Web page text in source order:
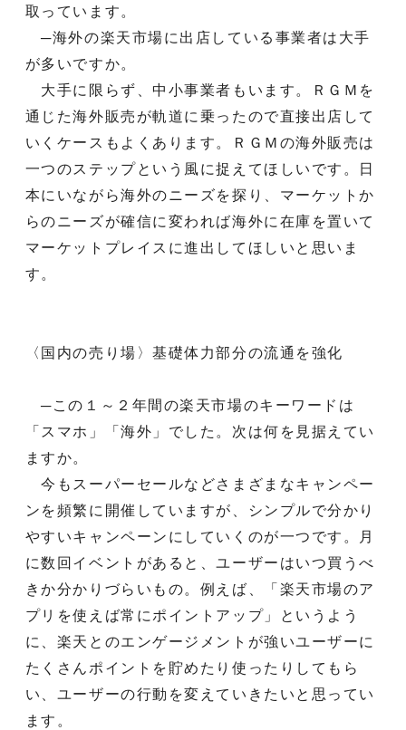
取っています。
─海外の楽天市場に出店している事業者は大手
が多いですか。
大手に限らず、中小事業者もいます。ＲＧＭを
通じた海外販売が軌道に乗ったので直接出店して
いくケースもよくあります。ＲＧＭの海外販売は
一つのステップという風に捉えてほしいです。日
本にいながら海外のニーズを探り、マーケットか
らのニーズが確信に変われば海外に在庫を置いて
マーケットプレイスに進出してほしいと思いま
す。
〈国内の売り場〉基礎体力部分の流通を強化
─この１～２年間の楽天市場のキーワードは
「スマホ」「海外」でした。次は何を見据えてい
ますか。
今もスーパーセールなどさまざまなキャンペー
ンを頻繁に開催していますが、シンプルで分かり
やすいキャンペーンにしていくのが一つです。月
に数回イベントがあると、ユーザーはいつ買うべ
きか分かりづらいもの。例えば、「楽天市場のア
プリを使えば常にポイントアップ」というよう
に、楽天とのエンゲージメントが強いユーザーに
たくさんポイントを貯めたり使ったりしてもら
い、ユーザーの行動を変えていきたいと思ってい
ます。